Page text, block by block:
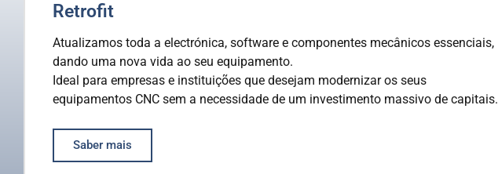
Retrofit
Atualizamos toda a electrónica, software e componentes mecânicos essenciais,
dando uma nova vida ao seu equipamento.
Ideal para empresas e instituições que desejam modernizar os seus
equipamentos CNC sem a necessidade de um investimento massivo de capitais.
Saber mais